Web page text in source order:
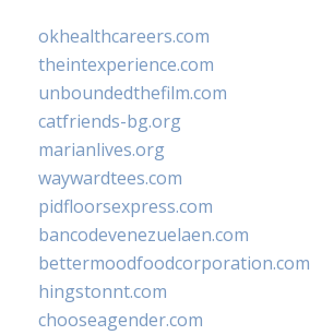
okhealthcareers.com
theintexperience.com
unboundedthefilm.com
catfriends-bg.org
marianlives.org
waywardtees.com
pidfloorsexpress.com
bancodevenezuelaen.com
bettermoodfoodcorporation.com
hingstonnt.com
chooseagender.com